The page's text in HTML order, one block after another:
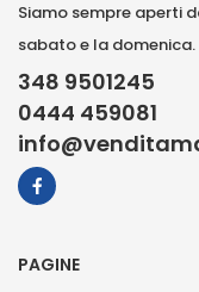
Siamo sempre aperti
sabato e la domenica.
348 9501245
0444 459081
PAGINE